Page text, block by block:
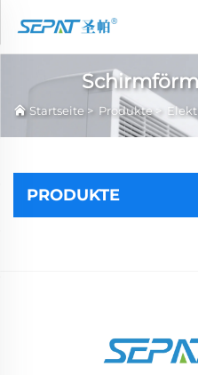
Startseite > Produkte>
PRODUKTE